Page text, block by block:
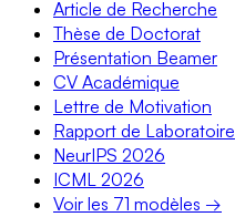
Article de Recherche
Thèse de Doctorat
Présentation Beamer
CV Académique
Lettre de Motivation
Rapport de Laboratoire
NeurIPS 2026
ICML 2026
Voir les 71 modèles →